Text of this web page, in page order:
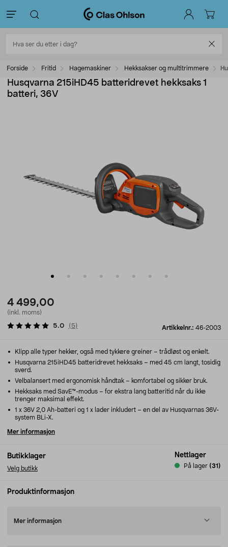
Forside Fritid Hagemaskiner Hekksakser og multitrimmere
Husqvarna 215iHD45 batteridrevet hekksaks 1
batteri, 36V
4 499,00
(inkl. moms)
Artikkelnr.: 46-2003
5.0 ( 5)
Butikklager
Velg butikk
Nettlager
På lager (31)
Klipp alle typer hekker, også med tykkere greiner – trådløst og enkelt.
Husqvarna 215iHD45 batteridrevet hekksaks – med 45 cm langt, tosidig
sverd.
Velbalansert med ergonomisk håndtak – komfortabel og sikker bruk.
Hekksaks med SavE™-modus – for ekstra lang batteritid når du ikke
trenger maksimal effekt.
1 x 36V 2,0 Ah-batteri og 1 x lader inkludert – en del av Husqvarnas 36V-
system BLi-X.
Mer informasjon
Produktinformasjon
Mer informasjon